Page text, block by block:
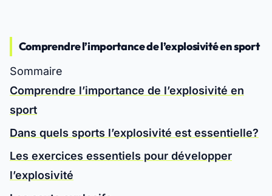
Comprendre l’importance de l’explosivité en sport
Sommaire
Comprendre l’importance de l’explosivité en
sport
Dans quels sports l’explosivité est essentielle?
Les exercices essentiels pour développer
l’explosivité